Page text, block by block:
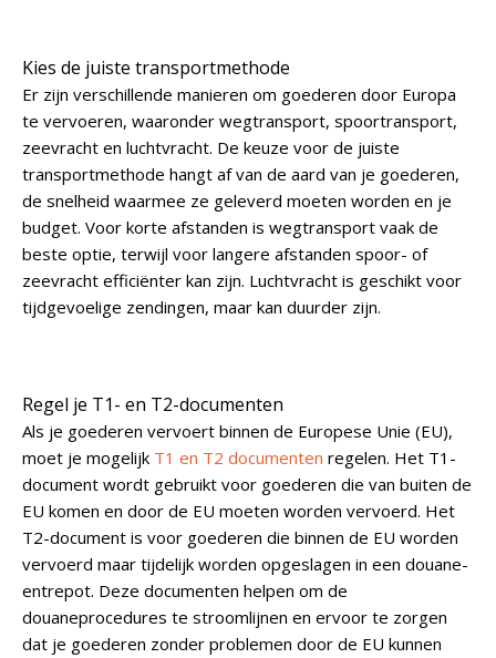
Kies de juiste transportmethode
Er zijn verschillende manieren om goederen door Europa
te vervoeren, waaronder wegtransport, spoortransport,
zeevracht en luchtvracht. De keuze voor de juiste
transportmethode hangt af van de aard van je goederen,
de snelheid waarmee ze geleverd moeten worden en je
budget. Voor korte afstanden is wegtransport vaak de
beste optie, terwijl voor langere afstanden spoor- of
zeevracht efficiënter kan zijn. Luchtvracht is geschikt voor
tijdgevoelige zendingen, maar kan duurder zijn.
Regel je T1- en T2-documenten
Als je goederen vervoert binnen de Europese Unie (EU),
moet je mogelijk T1 en T2 documenten regelen. Het T1-
document wordt gebruikt voor goederen die van buiten de
EU komen en door de EU moeten worden vervoerd. Het
T2-document is voor goederen die binnen de EU worden
vervoerd maar tijdelijk worden opgeslagen in een douane-
entrepot. Deze documenten helpen om de
douaneprocedures te stroomlijnen en ervoor te zorgen
dat je goederen zonder problemen door de EU kunnen